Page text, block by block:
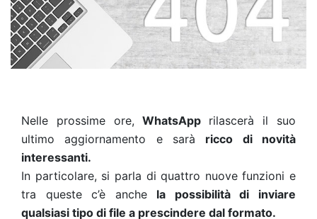
Nelle prossime ore, WhatsApprilascerà il suo
ultimo aggiornamento e sarà ricco di novità
interessanti.
In particolare, si parla di quattro nuove funzioni e
tra queste c’è anche la possibilità di inviare
qualsiasi tipo di file a prescindere dal formato.